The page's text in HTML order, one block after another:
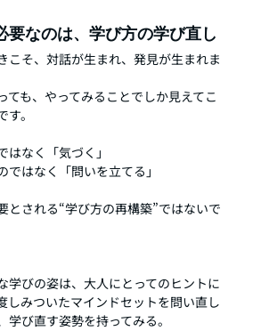
要なのは、学び方の学び直し
こそ、対話が生まれ、発見が生まれま
ても、やってみることでしか見えてこ
。
はなく「気づく」
ではなく「問いを立てる」
とされる“学び方の再構築”ではないで
学びの姿は、大人にとってのヒントに
しみついたマインドセットを問い直し
学び直す姿勢を持ってみる。